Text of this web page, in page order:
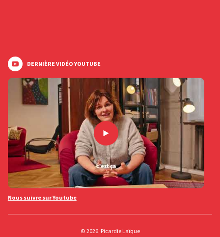
DERNIÈRE VIDÉO YOUTUBE
Nous suivre sur Youtube
© 2026. Picardie Laïque